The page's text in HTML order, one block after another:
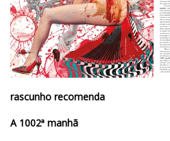
rascunho recomenda
A 1002ª manhã